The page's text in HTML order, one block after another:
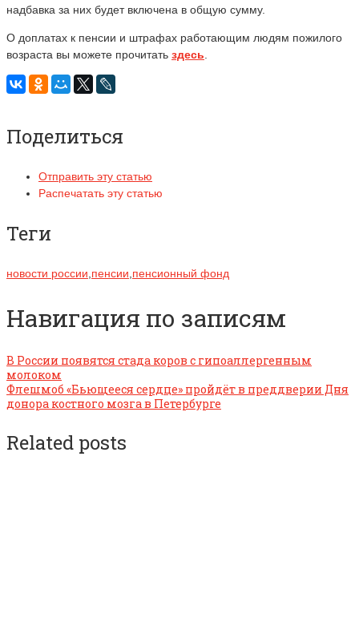
надбавка за них будет включена в общую сумму.
О доплатах к пенсии и штрафах работающим людям пожилого
возраста вы можете прочитать здесь
Поделиться
Отправить эту статью
Распечатать эту статью
Теги
новости россии пенсии пенсионный фонд
Навигация по записям
В России появятся стада коров с гипоаллергенным
молоком
Флешмоб «Бьющееся сердце» пройдёт в преддверии Дня
донора костного мозга в Петербурге
Related posts